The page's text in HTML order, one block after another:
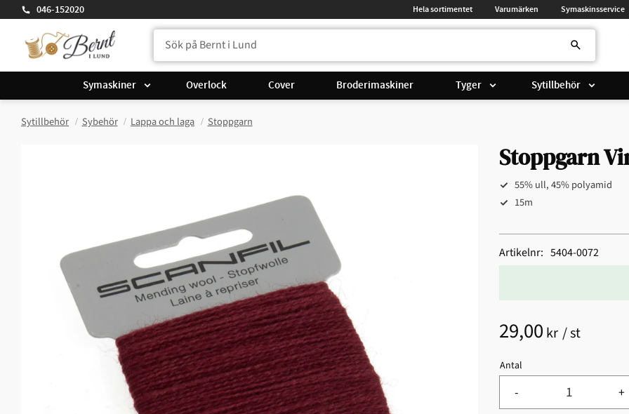
046-152020 Hela sortimentet Varumärken Symaskinsservice
Symaskiner Overlock Cover Broderimaskiner Tyger Sytillbehör
Sytillbehör Sybehör Lappa och laga Stoppgarn
Stoppgarn
55% ull, 45% polyamid
15m
29,00 kr /st
Antal
+
-
Artikelnr 5404-0072